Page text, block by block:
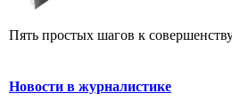
Пять простых шагов к
Новости в журналистике